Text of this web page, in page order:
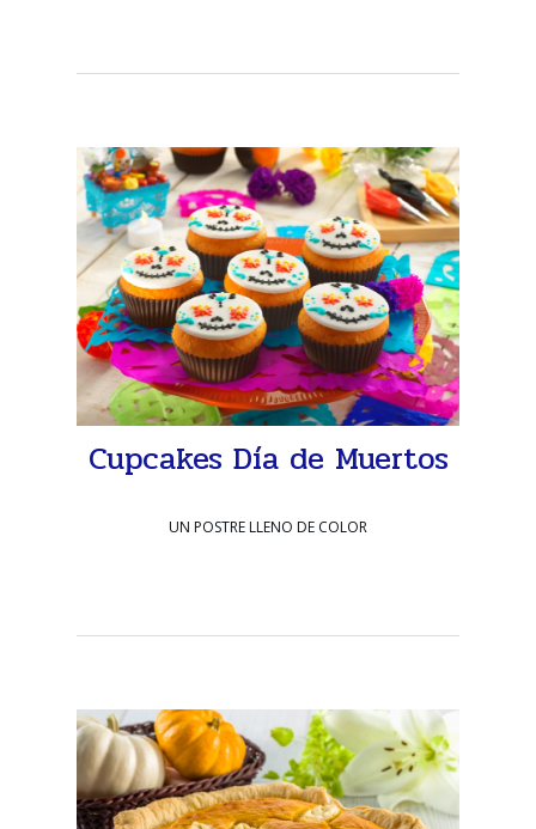
Cupcakes Día de Muertos
UN POSTRE LLENO DE COLOR